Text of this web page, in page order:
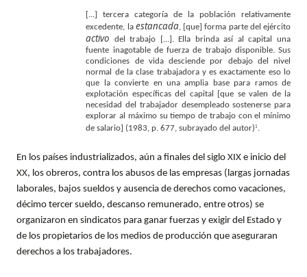
[...] tercera categoría de la población relativamente
excedente, la estancada, [que] forma parte del ejército
activo
del trabajo [...]. Ella brinda así al capital una
fuente inagotable de fuerza de trabajo disponible. Sus
condiciones de vida desciende por debajo del nivel
normal de la clase trabajadora y es exactamente eso lo
que la convierte en una amplia base para ramos de
explotación específicas del capital [que se valen de la
necesidad del trabajador desempleado sostenerse para
explorar al máximo su tiempo de trabajo con el mínimo
de salario] (1983, p. 677, subrayado del autor)1 .
En los países industrializados, aún a finales del siglo XIX e inicio del
XX, los obreros, contra los abusos de las empresas (largas jornadas
laborales, bajos sueldos y ausencia de derechos como vacaciones,
décimo tercer sueldo, descanso remunerado, entre otros) se
organizaron en sindicatos para ganar fuerzas y exigir del Estado y
de los propietarios de los medios de producción que aseguraran
derechos a los trabajadores.